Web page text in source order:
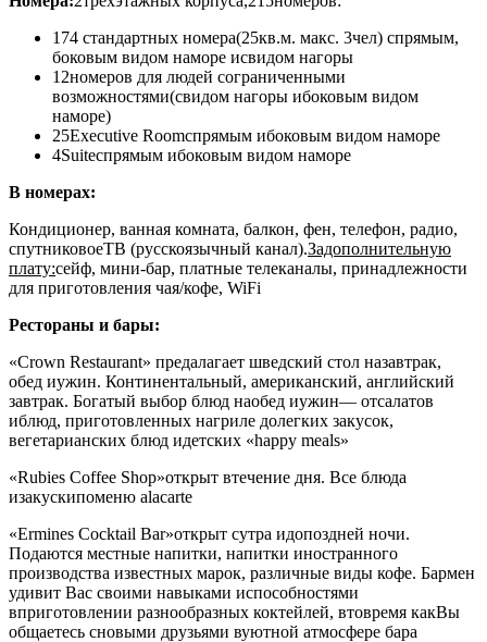
174 стандартных номера(25кв.м. макс. 3чел) спрямым,
боковым видом наморе исвидом нагоры
12номеров для людей сограниченными
возможностями(свидом нагоры ибоковым видом
наморе)
25Executive Roomспрямым ибоковым видом наморе
4Suiteспрямым ибоковым видом наморе
В номерах:
Кондиционер, ванная комната, балкон, фен, телефон, радио,
спутниковоеТВ (русскоязычный канал).Задополнительную
плату:сейф, мини-бар, платные телеканалы, принадлежности
для приготовления чая/кофе, WiFi
Рестораны и бары:
«Crown Restaurant» предалагает шведский стол назавтрак,
обед иужин. Континентальный, американский, английский
завтрак. Богатый выбор блюд наобед иужин— отсалатов
иблюд, приготовленных нагриле долегких закусок,
вегетарианских блюд идетских «happy meals»
«Rubies Coffee Shop»открыт втечение дня. Все блюда
изакускипоменю alacarte
«Ermines Cocktail Bar»открыт сутра идопоздней ночи.
Подаются местные напитки, напитки иностранного
производства известных марок, различные виды кофе. Бармен
удивит Вас своими навыками испособностями
вприготовлении разнообразных коктейлей, втовремя какВы
общаетесь сновыми друзьями вуютной атмосфере бара